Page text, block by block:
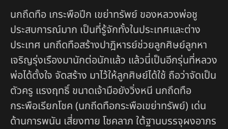
นกถึดทือ เกระพือปีก เขย่าทรัพย์ ของหลวงพ่อชู
ประสบการณ์มาก เป็นที่รู้จักทั้งในประเทศและต่าง
ประเทศ นกถึดทือสร้างปาฎิหารย์ช่วยลูกศิษย์ลูกหา
เจริญรุ่งเรืองมานักต่อนักแล้ว แล้วนี่เป็นอีกรุ่นที่หลวง
พ่อได้ตั้งใจ จัดสร้าง มาไว้ให้ลูกศิษย์ได้ใช้ ถือว่าจัดเป็น
ตัวครู แรงฤทธิ์ ขนาดเจ้ามือยังวิ่งหนี นกถึดทือ
กระพือเรียกโชค (นกถีดทือกระพือเขย่าทรัพย์) เด่น
ด้านการพนัน เสี่ยงทาย โชคลาภ ใต้ฐานบรรจุผงอาภร